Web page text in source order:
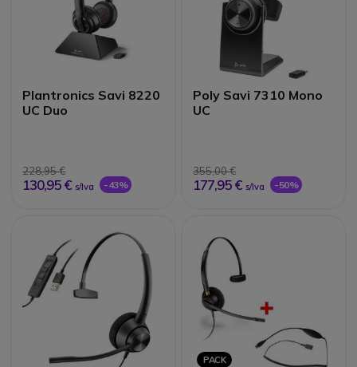
Plantronics Savi 8220
UC Duo
228,95 €
130,95 € s/Iva -43%
Poly Savi 7310 Mono
UC
355,00 €
177,95 € s/Iva -50%
PACK